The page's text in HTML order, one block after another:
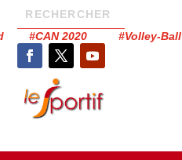
#CAN 2020 #Volley-Ball